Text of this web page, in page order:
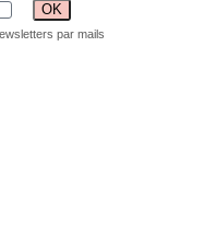
par mails